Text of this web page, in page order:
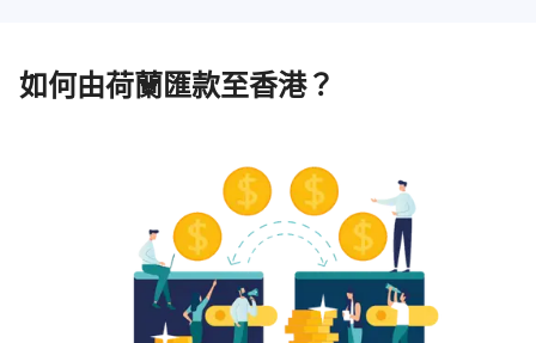
如何由荷蘭匯款至香港？